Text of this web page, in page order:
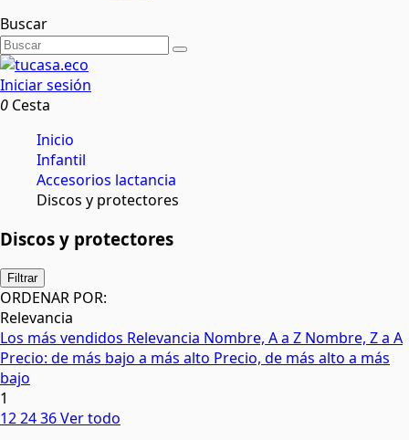
Buscar
Iniciar sesión
0 Cesta
Inicio
Infantil
Accesorios lactancia
Discos y protectores
Discos y protectores
Filtrar
ORDENAR POR:
Relevancia
Los más vendidos Relevancia Nombre, A a Z Nombre, Z a A
Precio: de más bajo a más alto Precio, de más alto a más
bajo
1
122436Ver todo